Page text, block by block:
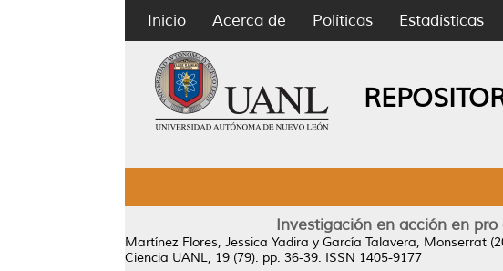
Inicio Acerca de Políticas Estadísticas
Investigación en acción en
Martínez Flores, Jessica Yadira y García Talavera, Monserrat
Ciencia UANL, 19 (79). pp. 36-39. ISSN 1405-9177